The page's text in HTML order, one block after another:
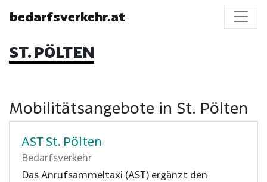
bedarfsverkehr.at
ST. PÖLTEN
Mobilitätsangebote in St. Pölten
AST St. Pölten
Bedarfsverkehr
Das Anrufsammeltaxi (AST) ergänzt den